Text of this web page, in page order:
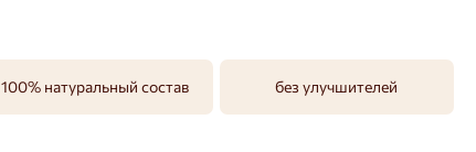
кефирная закваска, приготовленная
на кефирных грибках);
дрожжихлебопекарные
100% натуральный состав без улучшителей